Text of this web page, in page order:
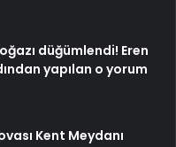
düğümlendi! Eren
yapılan o yorum
Kent Meydanı